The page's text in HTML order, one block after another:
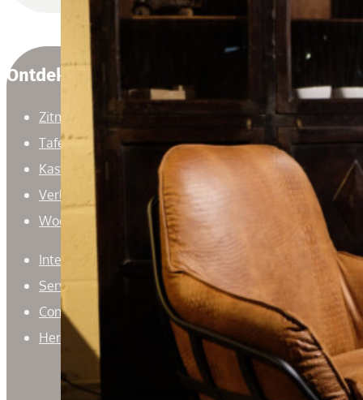
Ontdek
Zitmeubelen
Tafels
Kasten
Verlichting
Woonaccessoires
Interieuradvies
Service
Contact
Herroepingsrecht